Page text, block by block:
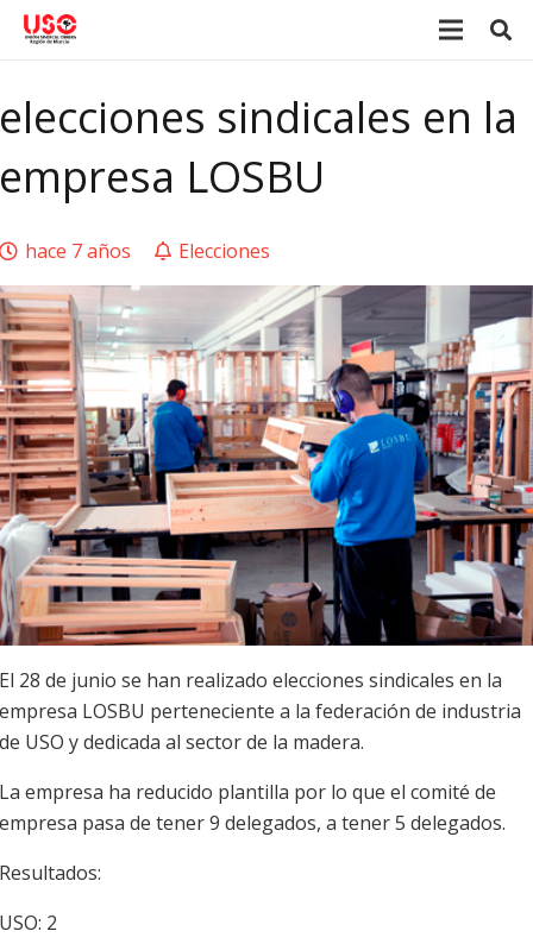
elecciones sindicales en la
empresa LOSBU
hace 7 años Elecciones
El 28 de junio se han realizado elecciones sindicales en la
empresa LOSBU perteneciente a la federación de industria
de USO y dedicada al sector de la madera.
La empresa ha reducido plantilla por lo que el comité de
empresa pasa de tener 9 delegados, a tener 5 delegados.
Resultados:
USO: 2